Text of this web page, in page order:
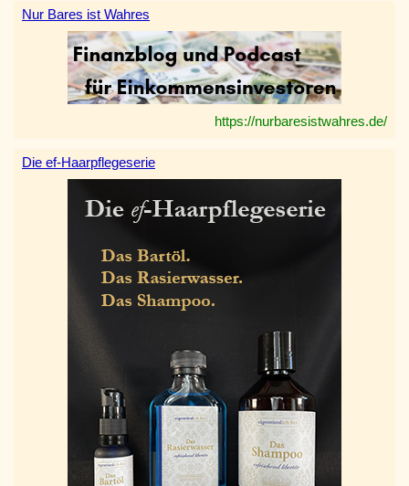
Nur Bares ist Wahres
https://nurbaresistwahres.de/
Die ef-Haarpflegeserie